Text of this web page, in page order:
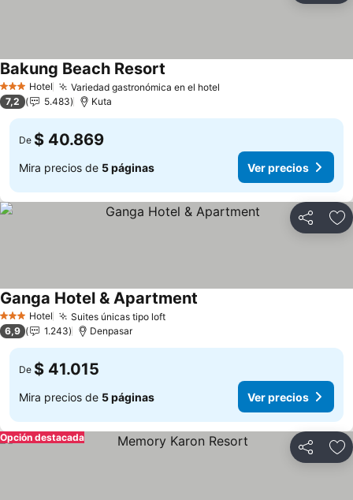
3 Estrellas
Hotel Variedad gastronómica en el hotel
Bakung Beach Resort
7,2 5.483 Kuta
De $ 40.869
Mira precios de 5 páginas Ver precios
Compartir
3 Estrellas
Hotel Suites únicas tipo loft
Ganga Hotel & Apartment
6,9 1.243 Denpasar
De $ 41.015
Mira precios de 5 páginas Ver precios
Compartir
Opción destacada